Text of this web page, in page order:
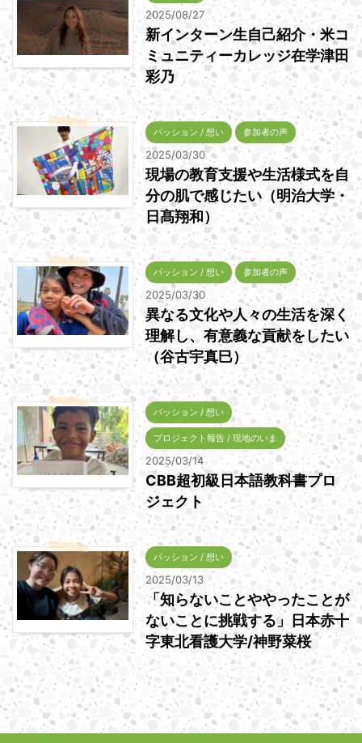
2025/08/27
新インターン生自己紹介・米コ
ミュニティーカレッジ在学津田
彩乃
パッション / 想い 参加者の声
2025/03/30
現場の教育支援や生活様式を自
分の肌で感じたい（明治大学・
日髙翔和）
パッション / 想い 参加者の声
2025/03/30
異なる文化や人々の生活を深く
理解し、有意義な貢献をしたい
（谷古宇真巳）
パッション / 想い
プロジェクト報告 / 現地のいま
2025/03/14
CBB超初級日本語教科書プロ
ジェクト
パッション / 想い
2025/03/13
「知らないことややったことが
ないことに挑戦する」日本赤十
字東北看護大学/神野菜桜